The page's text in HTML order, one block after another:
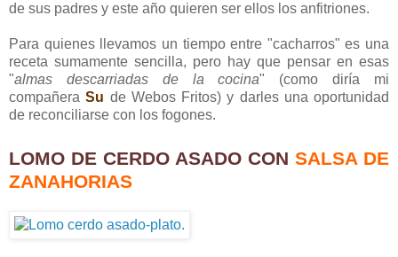
de sus padres y este año quieren ser ellos los anfitriones.
Para quienes llevamos un tiempo entre "cacharros" es una
receta sumamente sencilla, pero hay que pensar en esas
"almas descarriadas de la cocina" (como diría mi
compañeraSu de Webos Fritos) y darles una oportunidad
de reconciliarse con los fogones.
LOMO DE CERDO ASADO CON SALSA DE
ZANAHORIAS